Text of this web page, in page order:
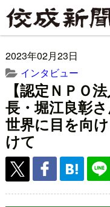
2023年02月23日
インタビュー
【認定ＮＰＯ
長・堀江良彰
世界に目を向
けて